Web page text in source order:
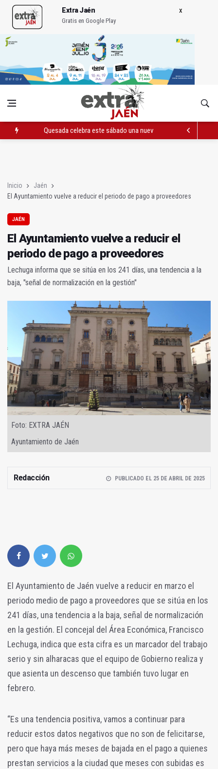
Extra Jaén
Gratis en Google Play
Quesada celebra este sábado una nueva jornada de Orgullo
Inicio
Jaén
El Ayuntamiento vuelve a reducir el periodo de pago a proveedores
JAÉN
El Ayuntamiento vuelve a reducir el
periodo de pago a proveedores
Lechuga informa que se sitúa en los 241 días, una tendencia a la
baja, "señal de normalización en la gestión"
Foto: EXTRA JAÉN
Ayuntamiento de Jaén
Redacción PUBLICADO EL 25 DE ABRIL DE 2025
El Ayuntamiento de Jaén vuelve a reducir en marzo el
periodo medio de pago a proveedores que se sitúa en los
241 días, una tendencia a la baja, señal de normalización
en la gestión. El concejal del Área Económica, Francisco
Lechuga, indica que esta cifra es un marcador del trabajo
serio y sin alharacas que el equipo de Gobierno realiza y
que asienta un descenso que también tuvo lugar en
febrero.
“Es una tendencia positiva, vamos a continuar para
reducir estos datos negativos que no son de felicitarse,
pero que haya más meses de bajada en el pago a quienes
prestan servicios a la ciudad que meses con subidas es